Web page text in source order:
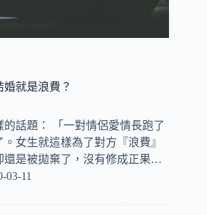
就是浪費？
話題： 「一對情侶愛情長跑了
女生就這樣為了對方『浪費』
還是被拋棄了，沒有修成正果…
03-11